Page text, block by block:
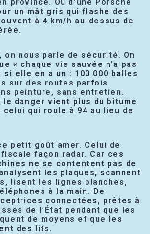
province. Ou d’une Porsche
un mât gris qui flashe des
à 4 km/h au-dessus de
on nous parle de sécurité. On
« chaque vie sauvée n’a pas
si elle en a un : 100 000 balles
sur des routes parfois
peinture, sans entretien.
le danger vient plus du bitume
celui qui roule à 94 au lieu de
petit goût amer. Celui de
façon radar. Car ces
ne se contentent pas de
les plaques, scannent
lisent les lignes blanches,
à la main. De
connectées, prêtes à
de l’État pendant que les
de moyens et que les
des lits.